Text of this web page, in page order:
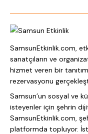
SamsunEtkinlik.com,
sanatçıların ve
hizmet veren bir
rezervasyonu
Samsun’un sosyal ve
isteyenler için şehrin
SamsunEtkinlik.com,
platformda topluyor.